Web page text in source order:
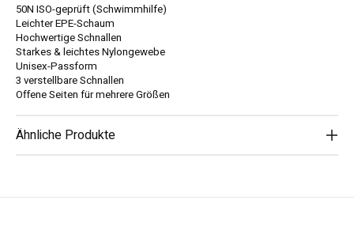
50N ISO-geprüft (Schwimmhilfe)
Leichter EPE-Schaum
Hochwertige Schnallen
Starkes & leichtes Nylongewebe
Unisex-Passform
3 verstellbare Schnallen
Offene Seiten für mehrere Größen
Ähnliche Produkte